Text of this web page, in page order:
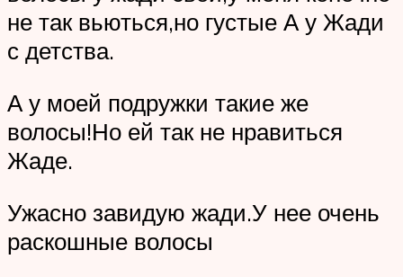
не так вьються,но густые А у Жади
с детства.
А у моей подружки такие же
волосы!Но ей так не нравиться
Жаде.
Ужасно завидую жади.У нее очень
раскошные волосы